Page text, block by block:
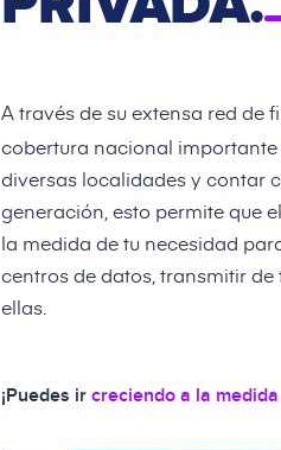
A través de su extensa red de
cobertura nacional
diversas localidades y contar
generación, esto permite que
la medida de tu necesidad
centros de datos, transmitir
ellas.
¡Puedes ir creciendo a la medida